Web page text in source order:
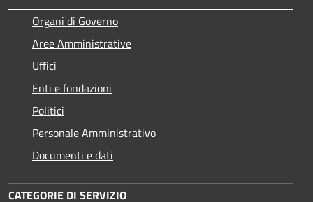
Organi di Governo
Aree Amministrative
Uffici
Enti e fondazioni
Politici
Personale Amministrativo
Documenti e dati
CATEGORIE DI SERVIZIO